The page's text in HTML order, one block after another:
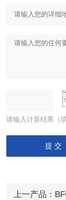
请输入计算结果（
上一产品：